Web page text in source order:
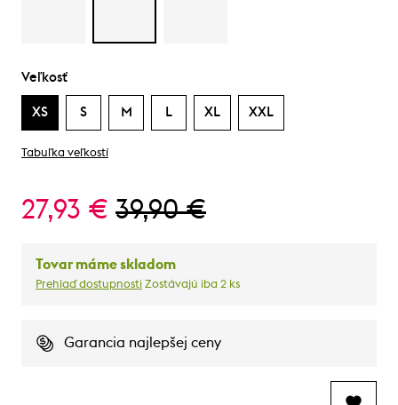
Veľkosť
XS S M L XL XXL
Tabuľka veľkostí
27,93 € 39,90 €
Tovar máme skladom
Prehlaď dostupnosti Zostávajú iba 2 ks
Garancia najlepšej ceny